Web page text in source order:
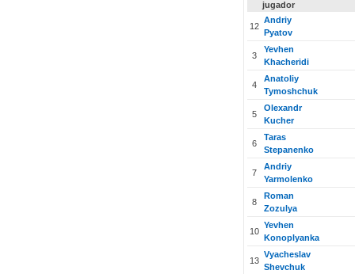
jugador
12
Andriy
Pyatov
3
Yevhen
Khacheridi
4
Anatoliy
Tymoshchuk
5
Olexandr
Kucher
6
Taras
Stepanenko
7
Andriy
Yarmolenko
8
Roman
Zozulya
10
Yevhen
Konoplyanka
13
Vyacheslav
Shevchuk